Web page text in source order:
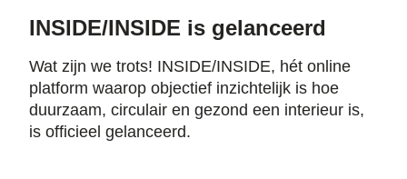
INSIDE/INSIDE is gelanceerd
Wat zijn we trots! INSIDE/INSIDE, hét online
platform waarop objectief inzichtelijk is hoe
duurzaam, circulair en gezond een interieur is,
is officieel gelanceerd.